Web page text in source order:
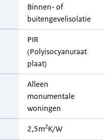
Binnen- of
buitengevelisolatie
PIR
(Polyisocyanuraat
plaat)
Alleen
monumentale
woningen
2,5m2K/W